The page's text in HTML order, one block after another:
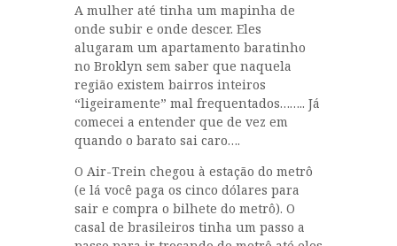
A mulher até tinha um mapinha de
onde subir e onde descer. Eles
alugaram um apartamento baratinho
no Broklyn sem saber que naquela
região existem bairros inteiros
“ligeiramente” mal frequentados…….. Já
comecei a entender que de vez em
quando o barato sai caro….
O Air-Trein chegou à estação do metrô
(e lá você paga os cinco dólares para
sair e compra o bilhete do metrô). O
casal de brasileiros tinha um passo a